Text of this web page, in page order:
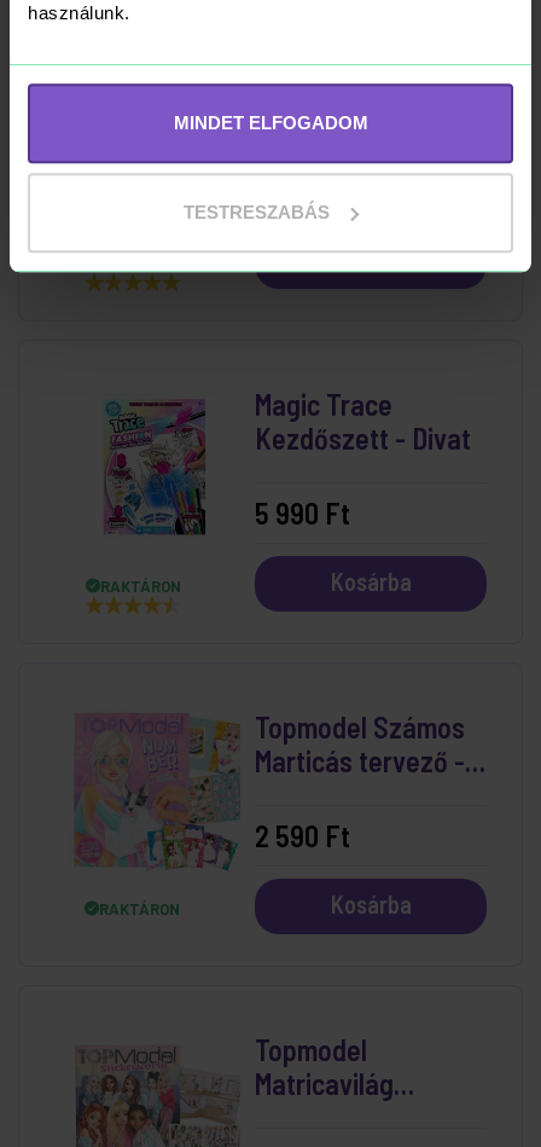
használunk.
MINDET ELFOGADOM
TESTRESZABÁS
Topmodel Matricás
Tervező - Kitty And
Kosárba
RAKTÁRON
Magic Trace
Kezdőszett - Divat
5 990 Ft
Kosárba
RAKTÁRON
Topmodel Számos
Marticás tervező -
2 590 Ft
Kosárba
Topmodel
Matricavilág